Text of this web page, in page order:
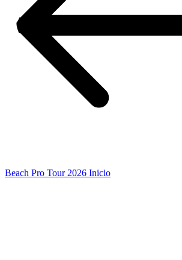
Beach Pro Tour 2026 Inicio